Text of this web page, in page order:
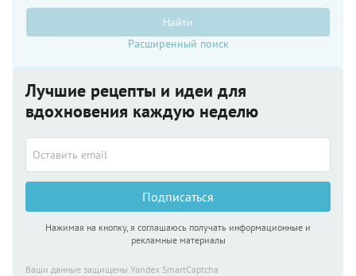
Найти
Расширенный поиск
Лучшие рецепты и идеи для
вдохновения каждую неделю
Подписаться
Нажимая на кнопку, я соглашаюсь получать информационные и
рекламные материалы
Ваши данные защищены Yandex SmartCaptcha